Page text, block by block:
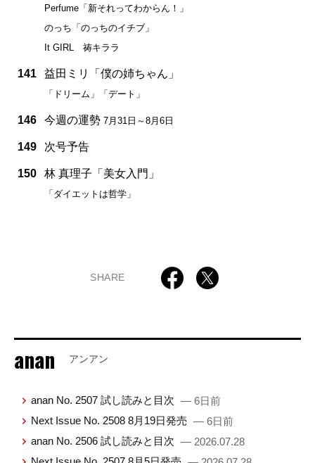
Perfume「新それってわからん！」
のっち「のっちのイチブ」
It GIRL 祷キララ
141 益田ミリ「僕の姉ちゃん」
「ドリーム」「デート」
146 今週の運勢 7月31日～8月6日
149 次号予告
150 林 真理子「美女入門」
「ダイエットは哲学」
SHARE
anan アンアン
anan No. 2507 試し読みと目次 — 6日前
Next Issue No. 2508 8月19日発売 — 6日前
anan No. 2506 試し読みと目次 — 2026.07.28